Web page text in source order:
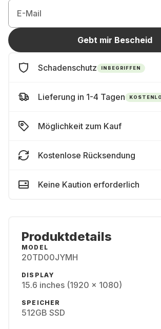
E-Mail
Gebt mir Bescheid
Schadenschutz INBEGRIFFEN
Lieferung in 1-4 Tagen
Möglichkeit zum Kauf
Kostenlose Rücksendung
Keine Kaution erforderlich
Produktdetails
MODEL
20TD00JYMH
DISPLAY
15.6 inches (1920 x 1080)
SPEICHER
512GB SSD